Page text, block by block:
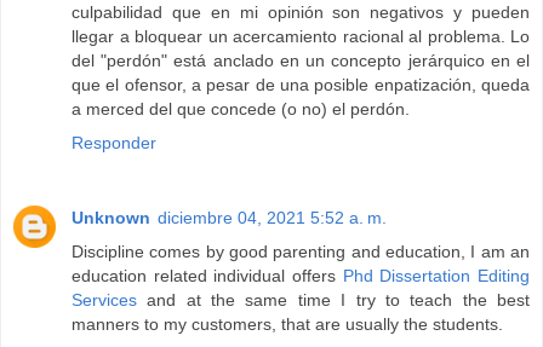
culpabilidad que en mi opinión son negativos y pueden
llegar a bloquear un acercamiento racional al problema. Lo
del "perdón" está anclado en un concepto jerárquico en el
que el ofensor, a pesar de una posible enpatización, queda
a merced del que concede (o no) el perdón.
Responder
Unknown diciembre 04, 2021 5:52 a. m.
Discipline comes by good parenting and education, I am an
education related individual offers Phd Dissertation Editing
Services and at the same time I try to teach the best
manners to my customers, that are usually the students.